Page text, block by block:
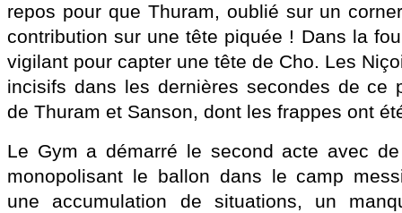
repos pour que Thuram, oublié sur un
contribution sur une tête piquée ! Dans la
vigilant pour capter une tête de Cho. Les
incisifs dans les dernières secondes de ce
de Thuram et Sanson, dont les frappes ont
Le Gym a démarré le second acte avec
monopolisant le ballon dans le camp
une accumulation de situations, un